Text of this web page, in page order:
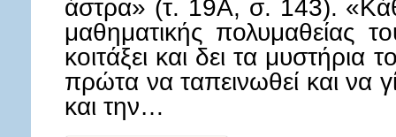
άστρα» (τ. 19Α, σ. 143).
μαθηματικής πολυμαθείας
κοιτάξει και δει τα
πρώτα να ταπεινωθεί και να
και την…